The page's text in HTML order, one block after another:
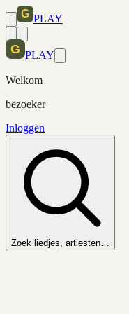
PLAY
PLAY
Welkom
bezoeker
Inloggen
Zoek liedjes, artiesten…